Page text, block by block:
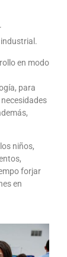
en modo
para
niños,
forjar
en